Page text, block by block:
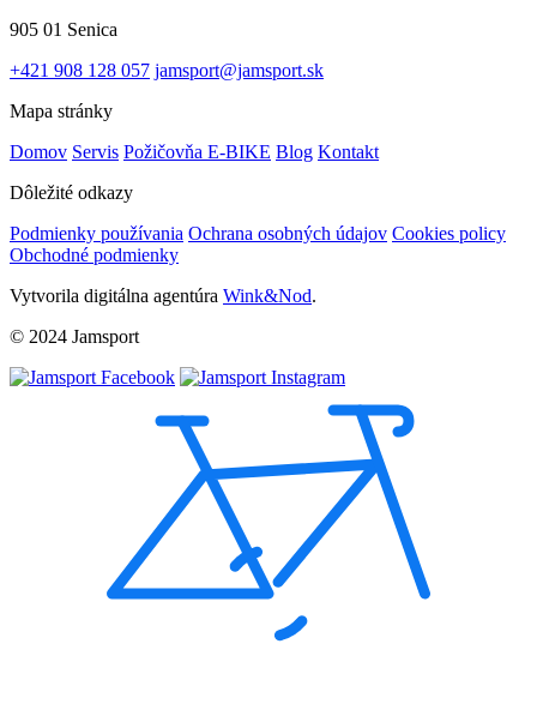
905 01 Senica
+421 908 128 057 jamsport@jamsport.sk
Mapa stránky
Domov Servis Požičovňa E-BIKE Blog Kontakt
Dôležité odkazy
Podmienky používania Ochrana osobných údajov Cookies policy
Obchodné podmienky
Vytvorila digitálna agentúra Wink&Nod.
© 2024 Jamsport